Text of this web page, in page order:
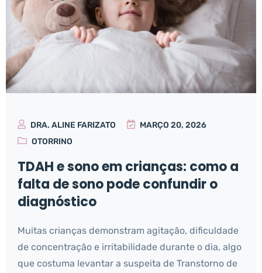
DRA. ALINE FARIZATO
MARÇO 20, 2026
OTORRINO
TDAH e sono em crianças: como a
falta de sono pode confundir o
diagnóstico
Muitas crianças demonstram agitação, dificuldade
de concentração e irritabilidade durante o dia, algo
que costuma levantar a suspeita de Transtorno de